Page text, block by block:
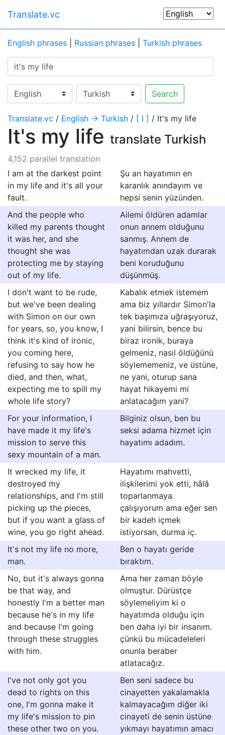
Translate.vc
English phrases Russian phrases Turkish phrases
Search
Translate.vc / English → Turkish / [ I ] / It's my life
It's my life translate Turkish
4,152 parallel translation
I am at the darkest point
in my life and it's all your
fault.
Şu an hayatımın en
karanlık anındayım ve
hepsi senin yüzünden.
And the people who
killed my parents thought
it was her, and she
thought she was
protecting me by staying
out of my life.
Ailemi öldüren adamlar
onun annem olduğunu
sanmış. Annem de
hayatımdan uzak durarak
beni koruduğunu
düşünmüş.
I don't want to be rude,
but we've been dealing
with Simon on our own
for years, so, you know, I
think it's kind of ironic,
you coming here,
refusing to say how he
died, and then, what,
expecting me to spill my
whole life story?
Kabalık etmek istemem
ama biz yıllardır Simon'la
tek başımıza uğraşıyoruz,
yani bilirsin, bence bu
biraz ironik, buraya
gelmeniz, nasıl öldüğünü
söylememeniz, ve üstüne,
ne yani, oturup sana
hayat hikayemi mi
anlatacağım yani?
For your information, I
have made it my life's
mission to serve this
sexy mountain of a man.
Bilginiz olsun, ben bu
seksi adama hizmet için
hayatımı adadım.
It wrecked my life, it
destroyed my
relationships, and I'm still
picking up the pieces,
but if you want a glass of
wine, you go right ahead.
Hayatımı mahvetti,
ilişkilerimi yok etti, hâlâ
toparlanmaya
çalışıyorum ama eğer sen
bir kadeh içmek
istiyorsan, durma iç.
It's not my life no more,
man.
Ben o hayatı geride
bıraktım.
No, but it's always gonna
be that way, and
honestly I'm a better man
because he's in my life
and because I'm going
through these struggles
with him.
Ama her zaman böyle
olmuştur. Dürüstçe
söylemeliyim ki o
hayatımda olduğu için
ben daha iyi bir insanım.
çünkü bu mücadeleleri
onunla beraber
atlatacağız.
I've not only got you
dead to rights on this
one, I'm gonna make it
my life's mission to pin
these other two on you.
Ben seni sadece bu
cinayetten yakalamakla
kalmayacağım diğer iki
cinayeti de senin üstüne
yıkmayı hayatımın amacı